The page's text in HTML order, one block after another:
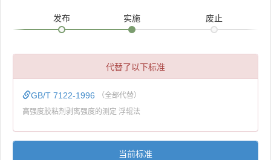
发布 实施 废止
代替了以下标准
GB/T 7122-1996 （全部代替）
高强度胶粘剂剥离强度的测定 浮辊法
当前标准